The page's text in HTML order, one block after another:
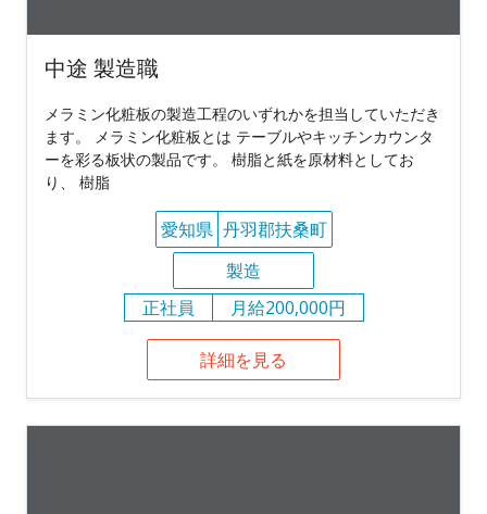
中途 製造職
メラミン化粧板の製造工程のいずれかを担当していただき
ます。 メラミン化粧板とは テーブルやキッチンカウンタ
ーを彩る板状の製品です。 樹脂と紙を原材料としてお
り、 樹脂
愛知県 丹羽郡扶桑町
製造
正社員
月給200,000円
詳細を見る